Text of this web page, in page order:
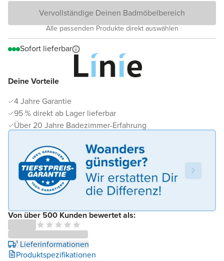
Deine Vorteile
4 Jahre Garantie
95 % direkt ab Lager lieferbar
Über 20 Jahre Badezimmer-Erfahrung
Von über 500 Kunden bewertet als:
¹ Lieferinformationen
Produktspezifikationen
Vervollständige Deinen Badmöbelbereich
Alle passenden Produkte direkt auswählen
Sofort lieferbar